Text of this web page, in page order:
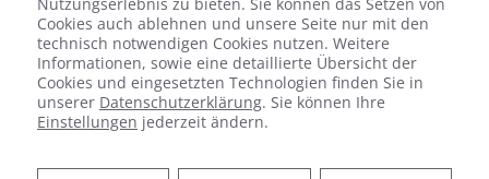
Elektro
Cookies auch ablehnen und unsere Seite nur mit den
technisch notwendigen Cookies nutzen. Weitere
Informationen, sowie eine detaillierte Übersicht der
Cookies und eingesetzten Technologien finden Sie in
unserer Datenschutzerklärung. Sie können Ihre
Einstellungen jederzeit ändern.